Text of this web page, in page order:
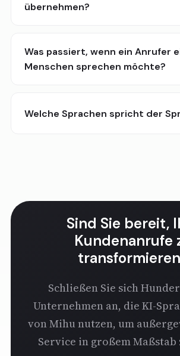
übernehmen?
Was passiert, wenn ein Anrufer
Menschen sprechen möchte?
Welche Sprachen spricht der
Sind Sie bereit,
Kundenanrufe
Schließen Sie sich
Unternehmen an, die KI-
von Mihu nutzen, um
Service in großem Maßstab